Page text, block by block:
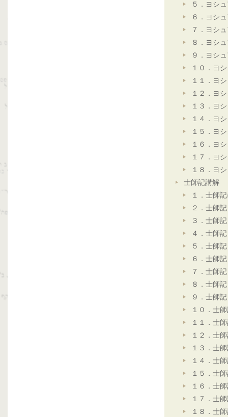
５．ヨシ
６．ヨシ
７．ヨシ
８．ヨシ
９．ヨシ
１０．ヨ
１１．ヨ
１２．ヨ
１３．ヨ
１４．ヨ
１５．ヨ
１６．ヨ
１７．ヨ
１８．ヨ
士師記講解
１．士師
２．士師
３．士師
４．士師
５．士師
６．士師
７．士師
８．士師
９．士師
１０．士
１１．士
１２．士
１３．士
１４．士
１５．士
１６．士
１７．士
１８．士